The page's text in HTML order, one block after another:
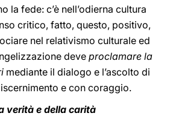
la fede: c’è nell’odierna cultura
critico, fatto, questo, positivo,
nel relativismo culturale ed
deveproclamare la
mediante il dialogo e l’ascolto di
e con coraggio.
verità e della carità